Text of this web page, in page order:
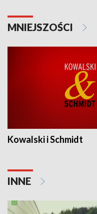
MNIEJSZOŚCI
Kowalski i Schmidt
INNE